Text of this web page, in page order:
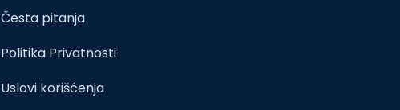
Česta pitanja
Politika Privatnosti
Uslovi korišćenja